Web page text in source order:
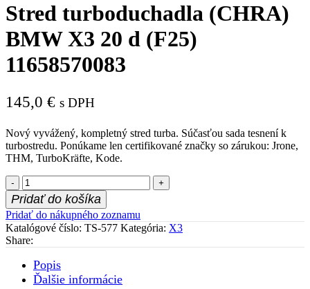
Stred turboduchadla (CHRA)
BMW X3 20 d (F25)
11658570083
145,0 € s DPH
Nový vyvážený, kompletný stred turba. Súčasťou sada tesnení k
turbostredu. Ponúkame len certifikované značky so zárukou: Jrone,
THM, TurboKräfte, Kode.
množstvo
Stred
turboduchadla
(CHRA)
BMW
X3
d
(F25)
Pridať do košíka
Pridať do nákupného zoznamu
Katalógové číslo: TS-577 Kategória: X3
Share:
Popis
Ďalšie informácie